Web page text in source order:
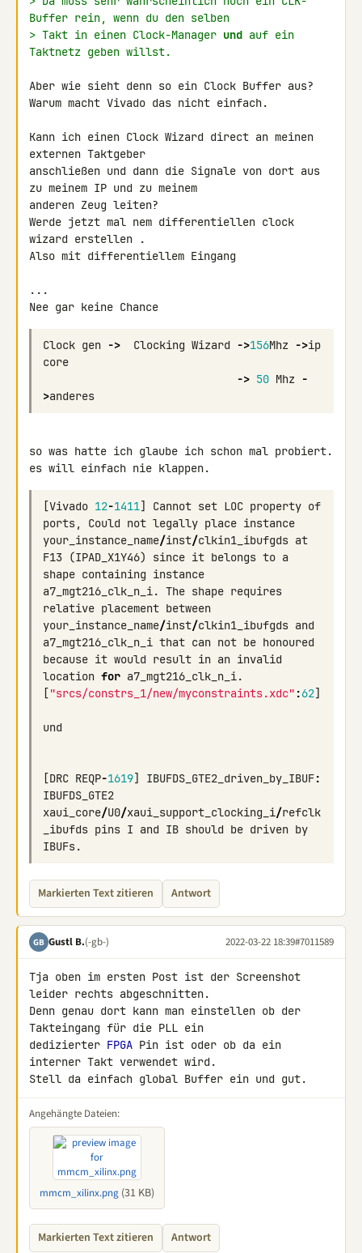
Buffer rein, wenn du den selben
> Takt in einen Clock-Manager und auf ein
Taktnetz geben willst.
Aber wie sieht denn so ein Clock Buffer aus?
Warum macht Vivado das nicht einfach.
Kann ich einen Clock Wizard direct an meinen
externen Taktgeber
anschließen und dann die Signale von dort aus
zu meinem IP und zu meinem
anderen Zeug leiten?
Werde jetzt mal nem differentiellen clock
wizard erstellen .
Also mit differentiellem Eingang
...
Nee gar keine Chance
Clock gen -> Clocking Wizard ->156Mhz ->ip
core
-> 50 Mhz -
>anderes
so was hatte ich glaube ich schon mal probiert.
es will einfach nie klappen.
[Vivado 12-1411] Cannot set LOC property of
ports, Could not legally place instance
your_instance_name/inst/clkin1_ibufgds at
F13 (IPAD_X1Y46) since it belongs to a
shape containing instance
a7_mgt216_clk_n_i. The shape requires
relative placement between
your_instance_name/inst/clkin1_ibufgds and
a7_mgt216_clk_n_i that can not be honoured
because it would result in an invalid
location for a7_mgt216_clk_n_i.
["srcs/constrs_1/new/myconstraints.xdc" :62]
und
[DRC REQP-1619] IBUFDS_GTE2_driven_by_IBUF:
IBUFDS_GTE2
xaui_core/U0/xaui_support_clocking_i/refclk
_ibufds pins I and IB should be driven by
IBUFs.
Markierten Text zitieren Antwort
GB Gustl B.(-gb-) 2022-03-22 18:39#7011589
Tja oben im ersten Post ist der Screenshot
leider rechts abgeschnitten.
Denn genau dort kann man einstellen ob der
Takteingang für die PLL ein
dedizierter FPGA Pin ist oder ob da ein
interner Takt verwendet wird.
Stell da einfach global Buffer ein und gut.
Angehängte Dateien:
mmcm_xilinx.png (31 KB)
Markierten Text zitieren Antwort